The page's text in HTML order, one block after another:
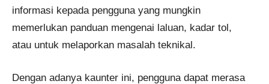
informasi kepada pengguna yang mungkin
memerlukan panduan mengenai laluan, kadar tol,
atau untuk melaporkan masalah teknikal.
Dengan adanya kaunter ini, pengguna dapat merasa